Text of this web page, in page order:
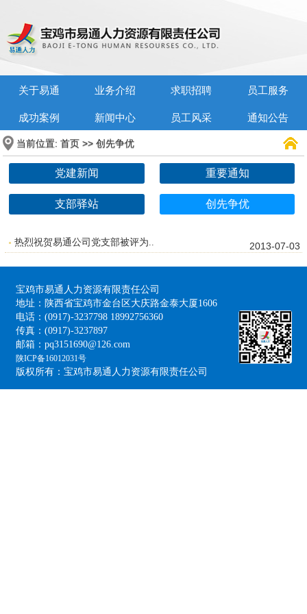
关于易通 业务介绍 求职招聘 员工服务
成功案例 新闻中心 员工风采 通知公告
当前位置: 首页 >>创先争优
党建新闻 重要通知
支部驿站 创先争优
热烈祝贺易通公司党支部被评为.. 2013-07-03
宝鸡市易通人力资源有限责任公司
地址：陕西省宝鸡市金台区大庆路金泰大厦1606
电话：(0917)-3237798 18992756360
传真：(0917)-3237897
邮箱：pq3151690@126.com
陕ICP备16012031号
版权所有：宝鸡市易通人力资源有限责任公司